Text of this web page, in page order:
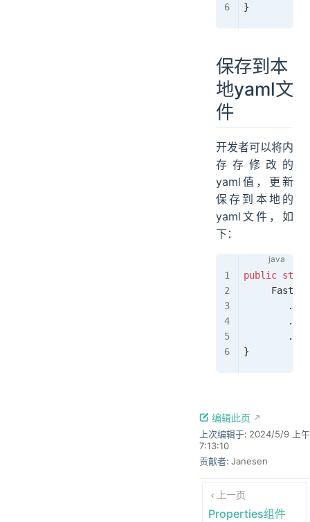
}
保存到本
地yaml文
件
开发者可以将内
存存修改的
yaml值，更新
保存到本地的
yaml文件，如
下：
public
        .
        .
        .
}
编辑此页
上次编辑于: 2024/5/9 上午
7:13:10
贡献者: Janesen
上一页
Properties组件